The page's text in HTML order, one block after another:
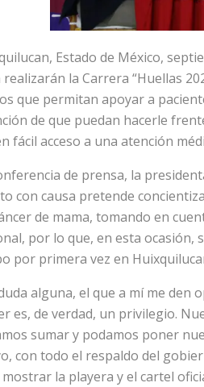
Estado de México,
realizarán la Carrera “Huellas
que permitan apoyar a
de que puedan hacerle
fácil acceso a una atención
de prensa, la
con causa pretende
de mama, tomando en
por lo que, en esta ocasión,
por primera vez en
alguna, el que a mí me
es, de verdad, un privilegio.
sumar y podamos poner
con todo el respaldo del
la playera y el cartel